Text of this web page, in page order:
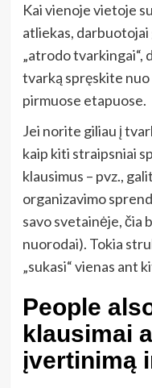
Kai vienoje vietoje
atliekas, darbuotojai
„atrodo tvarkingai“,
tvarką spręskite
pirmuose etapuose.
Jei norite giliau į
kaip kiti straipsniai
klausimus – pvz.,
organizavimo
savo svetainėje, čia
nuorodai). Tokia
„sukasi“ vienas ant
People
klausimai
įvertinimą